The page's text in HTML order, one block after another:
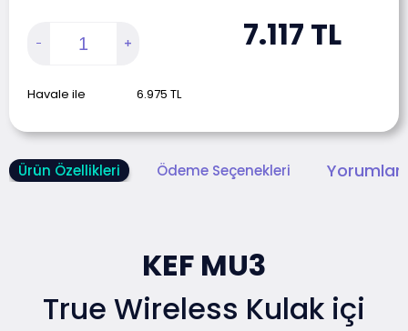
7.117 TL
Havale ile 6.975 TL
Ürün Özellikleri Ödeme Seçenekleri
KEF MU3
True Wireless Kulak içi